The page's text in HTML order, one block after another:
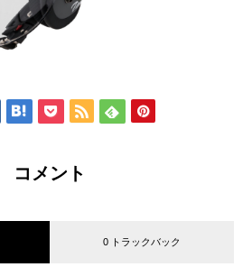
コメント
0 トラックバック